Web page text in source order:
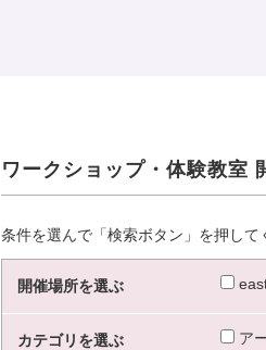
ワークショップ・体験教室
条件を選んで「検索ボタン」を押して
開催場所を選ぶ
カテゴリを選ぶ ア